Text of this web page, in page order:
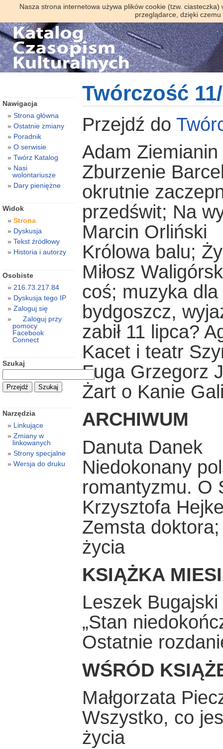
Nasza strona internetowa używa plików cookie (tzw.
przeglądarce, dzięki
Twórczość
Przejdź do
Adam Ziemianin
Zburzenie
okrutnie
przedświt; Na
Marcin Orliński
Królowa balu;
Miłosz
coś; muzyka
bydgoszcz,
zabił 11 lipca?
Kacet i teatr
Fuga Grzegorz
Żart o Kanie
ARCHIWUM
Danuta Danek
Niedokonany
romantyzmu. O
Krzysztofa
Zemsta
życia
KSIĄŻKA
Leszek Bugajski
„Stan
Ostatnie
WŚRÓD
Małgorzata
Wszystko, co
życia
Nawigacja
Strona główna
Ostatnie zmiany
Poradnik
O serwisie
Twórz Katalog
Nasi
wolontariusze
Dary pieniężne
Widok
Strona
Dyskusja
Tekst źródłowy
Historia i autorzy
Osobiste
216.73.217.84
Dyskusja tego IP
Zaloguj się
Zaloguj przy
pomocy
Facebook
Connect
Szukaj
Narzędzia
Linkujące
Zmiany w
linkowanych
Strony specjalne
Wersja do druku